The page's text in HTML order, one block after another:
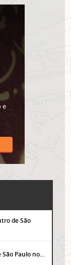
e
de São
São Paulo no…
o
esse popup